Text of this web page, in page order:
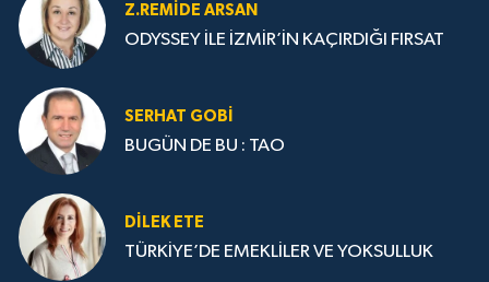
Z.REMIDE ARSAN
ODYSSEY İLE İZMİR’İN KAÇIRDIĞI FIRSAT
SERHAT GOBİ
BUGÜN DE BU : TAO
DILEK ETE
TÜRKİYE’DE EMEKLİLER VE YOKSULLUK